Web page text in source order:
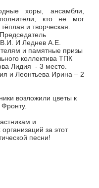
хоры, ансамбли,
кто не мог
и творческая.
И Леднев А.Е.
и памятные призы
коллектива ТПК
Лидия - 3 место.
и Леонтьева Ирина – 2
возложили цветы к
и
за этот
песни!